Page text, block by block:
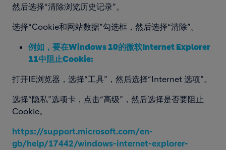
然后选择“清除浏览历史记录”。
选择“Cookie和网站数据”勾选框，然后选择“清除”。
例如，要在Windows 10的微软Internet Explorer
11中阻止Cookie:
打开IE浏览器，选择“工具”，然后选择“Internet 选项”。
选择“隐私”选项卡，点击“高级”，然后选择是否要阻止
Cookie。
https://support.microsoft.com/en-
gb/help/17442/windows-internet-explorer-